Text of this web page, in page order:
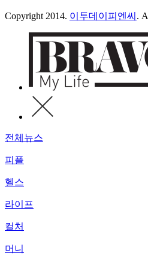
Copyright 2014. 이투데이피엔씨 .
전체뉴스
피플
헬스
라이프
컬처
머니